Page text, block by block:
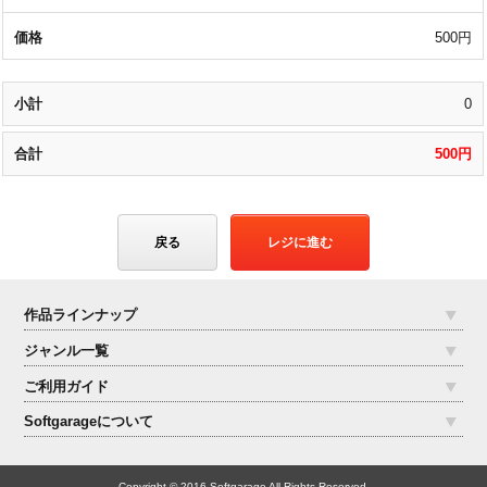
500円
0
500円
戻る レジに進む
作品ラインナップ
ジャンル一覧
ご利用ガイド
Softgarageについて